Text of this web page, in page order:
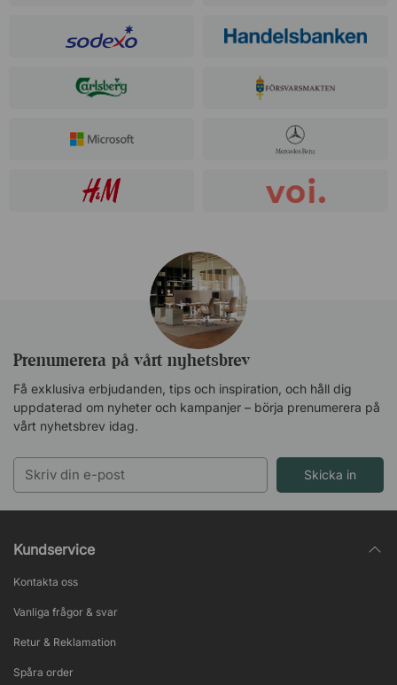
Prenumerera på vårt nyhetsbrev
Få exklusiva erbjudanden, tips och inspiration, och håll dig
uppdaterad om nyheter och kampanjer – börja prenumerera på
vårt nyhetsbrev idag.
Skicka in
Kundservice
Kontakta oss
Vanliga frågor & svar
Retur & Reklamation
Spåra order